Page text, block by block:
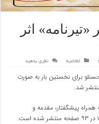
اثر
اطلاعیه نظری بدهید
برای نخستین بار به صورت
شد.
این شاعر، به همراه پیشگفتار، مقدمه و